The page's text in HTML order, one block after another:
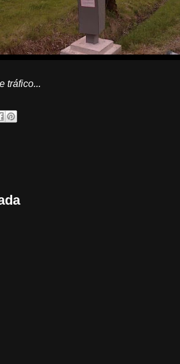
tráfico...